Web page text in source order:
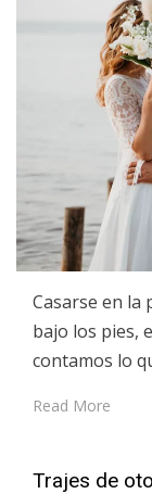
Casarse en la
bajo los pies,
contamos lo
Read More
Trajes de